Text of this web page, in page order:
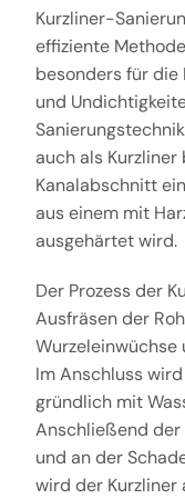
Kurzliner-
effiziente
besonders für die
und
auch als
Kanalabschnitt
aus einem mit
ausgehärtet wird.
Der Prozess der
Ausfräsen der
Im Anschluss
gründlich mit
Anschließend der
und an der
wird der Kurzliner